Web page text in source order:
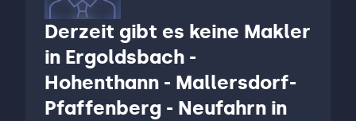
Derzeit gibt es keine Makler
in Ergoldsbach -
Hohenthann - Mallersdorf-
Pfaffenberg - Neufahrn in